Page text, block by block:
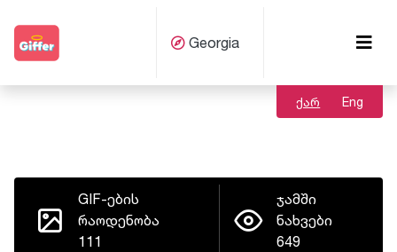
Georgia
ქარ Eng
GIF-ების
რაოდენობა
111
ჯამში
ნახვები
649